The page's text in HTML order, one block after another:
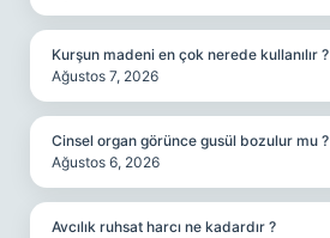
Kurşun madeni en çok nerede kullanılır ?
Ağustos 7, 2026
Cinsel organ görünce gusül bozulur mu ?
Ağustos 6, 2026
Avcılık ruhsat harcı ne kadardır ?